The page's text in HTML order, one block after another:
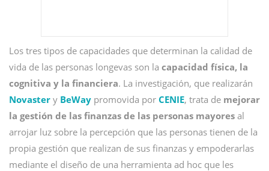
Los tres tipos de capacidades que determinan la calidad de
vida de las personas longevas son la capacidad física, la
cognitiva y la financiera. La investigación, que realizarán
Novaster y BeWay promovida por CENIE, trata de mejorar
la gestión de las finanzas de las personas mayores al
arrojar luz sobre la percepción que las personas tienen de la
propia gestión que realizan de sus finanzas y empoderarlas
mediante el diseño de una herramienta ad hoc que les